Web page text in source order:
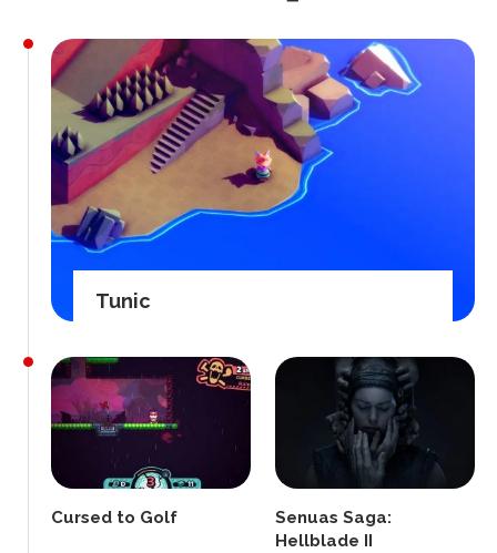
Tunic
Cursed to Golf
Senuas Saga:
Hellblade II